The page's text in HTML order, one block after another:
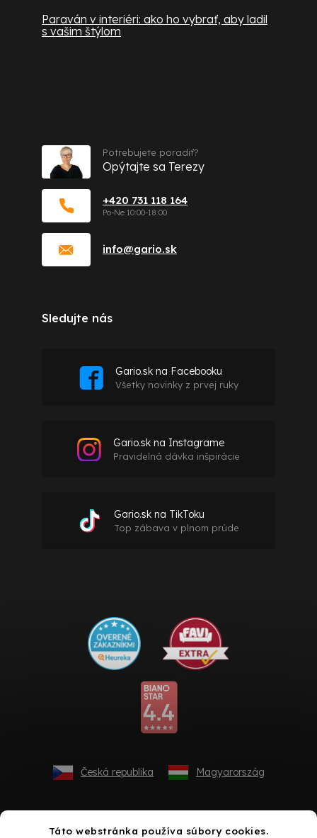
Táto webstránka používa súbory cookies.
Paraván v interiéri: ako ho vybrať, aby ladil
s vašim štýlom
info@gario.sk
+420 731 118 164
Potrebujete poradiť?
Opýtajte sa Terezy
Sledujte nás
Gario.sk na Facebooku
Všetky novinky z prvej ruky
Gario.sk na Instagrame
Pravidelná dávka inšpirácie
Gario.sk na TikToku
Top zábava v plnom prúde
Česká republika Magyarország